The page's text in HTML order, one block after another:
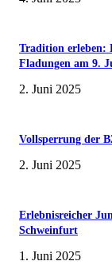
Tradition erleben:
Fladungen am 9.
2. Juni 2025
Vollsperrung der
2. Juni 2025
Erlebnisreicher
Schweinfurt
1. Juni 2025